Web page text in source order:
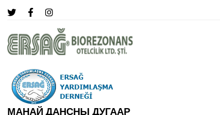
МАНАЙ ДАНСНЫ ДУГААР